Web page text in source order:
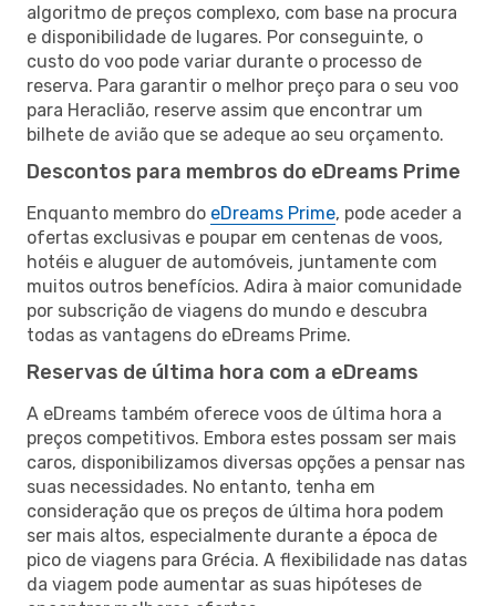
algoritmo de preços complexo, com base na procura
e disponibilidade de lugares. Por conseguinte, o
custo do voo pode variar durante o processo de
reserva. Para garantir o melhor preço para o seu voo
para Heraclião, reserve assim que encontrar um
bilhete de avião que se adeque ao seu orçamento.
Descontos para membros do eDreams Prime
Enquanto membro do eDreams Prime, pode aceder a
ofertas exclusivas e poupar em centenas de voos,
hotéis e aluguer de automóveis, juntamente com
muitos outros benefícios. Adira à maior comunidade
por subscrição de viagens do mundo e descubra
todas as vantagens do eDreams Prime.
Reservas de última hora com a eDreams
A eDreams também oferece voos de última hora a
preços competitivos. Embora estes possam ser mais
caros, disponibilizamos diversas opções a pensar nas
suas necessidades. No entanto, tenha em
consideração que os preços de última hora podem
ser mais altos, especialmente durante a época de
pico de viagens para Grécia. A flexibilidade nas datas
da viagem pode aumentar as suas hipóteses de